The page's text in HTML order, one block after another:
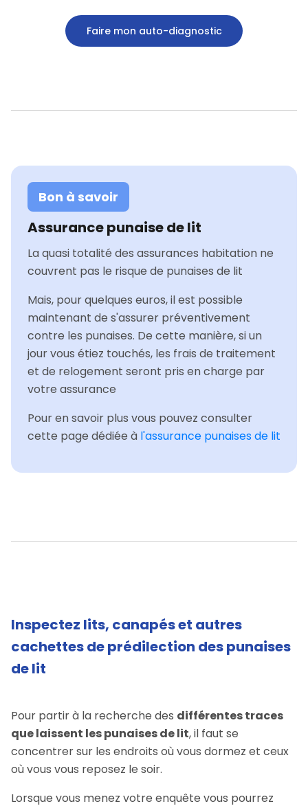
Faire mon auto-diagnostic
Bon à savoir
Assurance punaise de lit
La quasi totalité des assurances habitation ne
couvrent pas le risque de punaises de lit
Mais, pour quelques euros, il est possible
maintenant de s'assurer préventivement
contre les punaises. De cette manière, si un
jour vous étiez touchés, les frais de traitement
et de relogement seront pris en charge par
votre assurance
Pour en savoir plus vous pouvez consulter
cette page dédiée à l'assurance punaises de lit
Inspectez lits, canapés et autres
cachettes de prédilection des punaises
de lit
Pour partir à la recherche des différentes traces
que laissent les punaises de lit, il faut se
concentrer sur les endroits où vous dormez et ceux
où vous vous reposez le soir.
Lorsque vous menez votre enquête vous pourrez